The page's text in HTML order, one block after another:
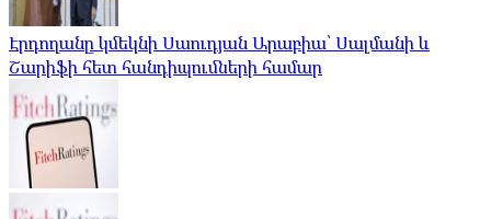
Էրդողանը կմեկնի Սաուդյան Արաբիա՝ Սալմանի և
Շարիֆի հետ հանդիպումների համար